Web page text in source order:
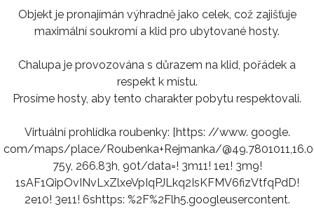
Objekt je pronajímán výhradně jako celek, což zajišťuje
maximální soukromí a klid pro ubytované hosty.
Chalupa je provozována s důrazem na klid, pořádek a
respekt k místu.
Prosíme hosty, aby tento charakter pobytu respektovali.
Virtuální prohlídka roubenky: [https: //www. google.
com/maps/place/Roubenka+Rejmanka/
75y, 266.83h, 90t/data=! 3m11! 1e1! 3m9!
1sAF1QipOvINvLxZlxeVpIqPJLkq2IsKFMV6fizVtfqPdD!
2e10! 3e11! 6shttps: %2F%2Flh5.googleusercontent.